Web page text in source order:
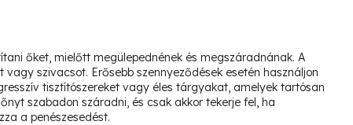
őket, mielőtt megülepednének és megszáradnának. A
szivacsot. Erősebb szennyeződések esetén használjon
tisztítószereket vagy éles tárgyakat, amelyek tartósan
szabadon száradni, és csak akkor tekerje fel, ha
a penészesedést.